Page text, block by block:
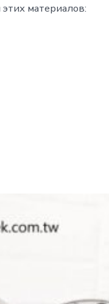
материалов: